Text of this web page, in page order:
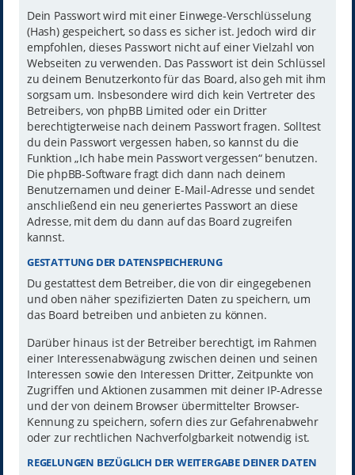
Dein Passwort wird mit einer Einwege-Verschlüsselung
(Hash) gespeichert, so dass es sicher ist. Jedoch wird dir
empfohlen, dieses Passwort nicht auf einer Vielzahl von
Webseiten zu verwenden. Das Passwort ist dein Schlüssel
zu deinem Benutzerkonto für das Board, also geh mit ihm
sorgsam um. Insbesondere wird dich kein Vertreter des
Betreibers, von phpBB Limited oder ein Dritter
berechtigterweise nach deinem Passwort fragen. Solltest
du dein Passwort vergessen haben, so kannst du die
Funktion „Ich habe mein Passwort vergessen“ benutzen.
Die phpBB-Software fragt dich dann nach deinem
Benutzernamen und deiner E-Mail-Adresse und sendet
anschließend ein neu generiertes Passwort an diese
Adresse, mit dem du dann auf das Board zugreifen
kannst.
GESTATTUNG DER DATENSPEICHERUNG
Du gestattest dem Betreiber, die von dir eingegebenen
und oben näher spezifizierten Daten zu speichern, um
das Board betreiben und anbieten zu können.
Darüber hinaus ist der Betreiber berechtigt, im Rahmen
einer Interessenabwägung zwischen deinen und seinen
Interessen sowie den Interessen Dritter, Zeitpunkte von
Zugriffen und Aktionen zusammen mit deiner IP-Adresse
und der von deinem Browser übermittelter Browser-
Kennung zu speichern, sofern dies zur Gefahrenabwehr
oder zur rechtlichen Nachverfolgbarkeit notwendig ist.
REGELUNGEN BEZÜGLICH DER WEITERGABE DEINER DATEN